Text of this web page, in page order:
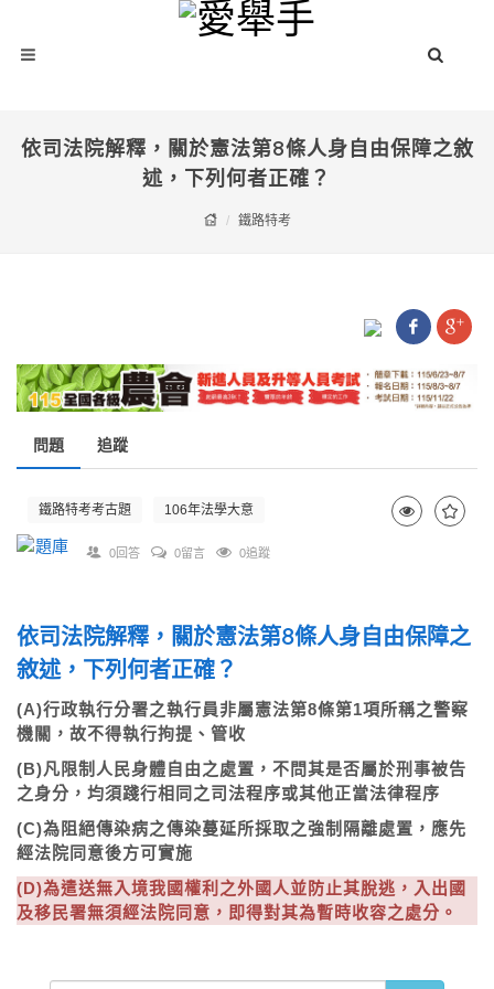
依司法院解釋，關於憲法第8條人身自由保障之敘
述，下列何者正確？
鐵路特考
問題 追蹤
鐵路特考考古題 106年法學大意
0回答 0留言 0追蹤
依司法院解釋，關於憲法第8條人身自由保障之
敘述，下列何者正確？
(A)行政執行分署之執行員非屬憲法第8條第1項所稱之警察
機關，故不得執行拘提、管收
(B)凡限制人民身體自由之處置，不問其是否屬於刑事被告
之身分，均須踐行相同之司法程序或其他正當法律程序
(C)為阻絕傳染病之傳染蔓延所採取之強制隔離處置，應先
經法院同意後方可實施
(D)為遣送無入境我國權利之外國人並防止其脫逃，入出國
及移民署無須經法院同意，即得對其為暫時收容之處分。